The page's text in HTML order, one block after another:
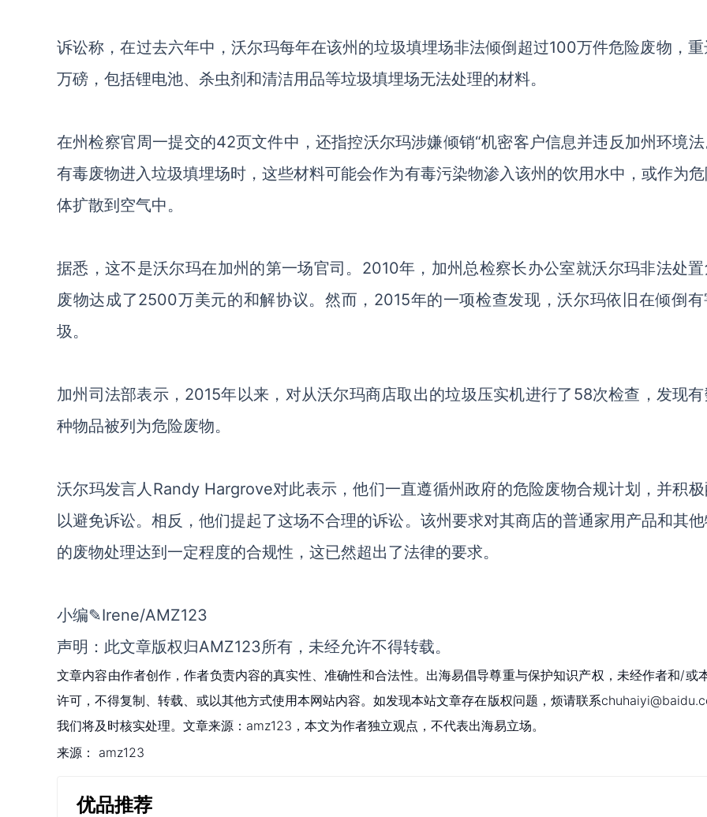
诉讼称，在过去六年中，沃尔玛每年在该州的垃圾填埋场非法倾倒超过100万件危险废物，重
万磅，包括锂电池、杀虫剂和清洁用品等垃圾填埋场无法处理的材料。
在州检察官周一提交的42页文件中，还指控沃尔玛涉嫌倾销“机密客户信息并违反加州环境
有毒废物进入垃圾填埋场时，这些材料可能会作为有毒污染物渗入该州的饮用水中，或作为
体扩散到空气中。
据悉，这不是沃尔玛在加州的第一场官司。2010年，加州总检察长办公室就沃尔玛非法处
废物达成了2500万美元的和解协议。然而，2015年的一项检查发现，沃尔玛依旧在倾倒
圾。
加州司法部表示，2015年以来，对从沃尔玛商店取出的垃圾压实机进行了58次检查，发现
种物品被列为危险废物。
沃尔玛发言人Randy Hargrove对此表示，他们一直遵循州政府的危险废物合规计划，并积
以避免诉讼。相反，他们提起了这场不合理的诉讼。该州要求对其商店的普通家用产品和其
的废物处理达到一定程度的合规性，这已然超出了法律的要求。
小编✎Irene/AMZ123
声明：此文章版权归AMZ123所有，未经允许不得转载。
文章内容由作者创作，作者负责内容的真实性、准确性和合法性。出海易倡导尊重与保护知识产权，未经作者和/或
许可，不得复制、转载、或以其他方式使用本网站内容。如发现本站文章存在版权问题，烦请联系
我们将及时核实处理。文章来源：amz123，本文为作者独立观点，不代表出海易立场。
来源： amz123
优品推荐